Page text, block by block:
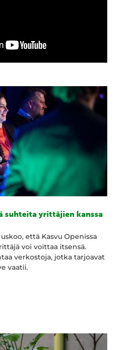
suhteita yrittäjien kanssa
uskoo, että Kasvu Openissa
voi voittaa itsensä.
verkostoja, jotka tarjoavat
vaatii.